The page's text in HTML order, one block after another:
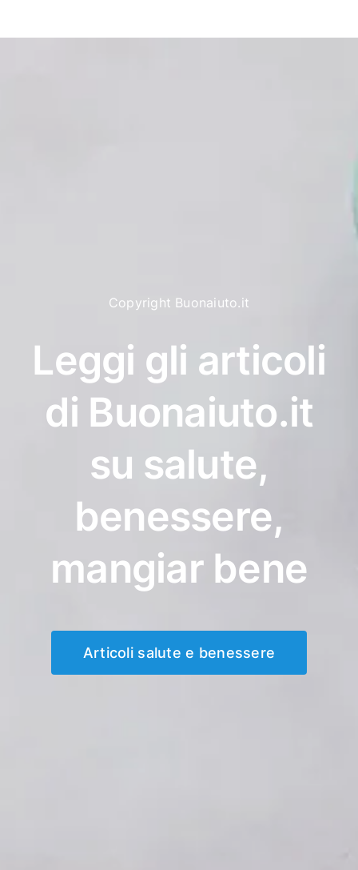
Copyright Buonaiuto.it
Leggi gli articoli
di Buonaiuto.it
su salute,
benessere,
mangiar bene
Articoli salute e benessere